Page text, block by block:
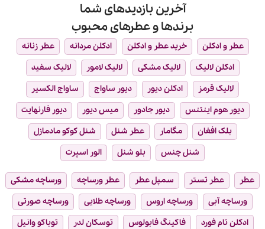
آخرین بازدیدهای شما
برندها و عطرهای محبوب
عطر و ادکلن خرید عطر و ادکلن ادکلن مردانه
عطر زنانه
ادکلن لالیک
لالیک مشکی لالیک لامور
لالیک سفید
لالیک قرمز
ادکلن دیور دیور ساواج
ساواج الکسیر
دیور هوم اینتنس
دیور جادور میس دیور
دیور فارنهایت
بلک افغان
مگامار عطر شنل
شنل کوکو مادمازل
شنل چنس
بلو شنل الور اسپرت
عطر عطر تستر سمپل عطر عطر ورساچه
ورساچه مشکی
ورساچه آبی
ورساچه اروس ورساچه طلایی
ورساچه صورتی
ادکلن تام فورد
فاکینگ فابولوس توسکان لدر
توباکو وانیل